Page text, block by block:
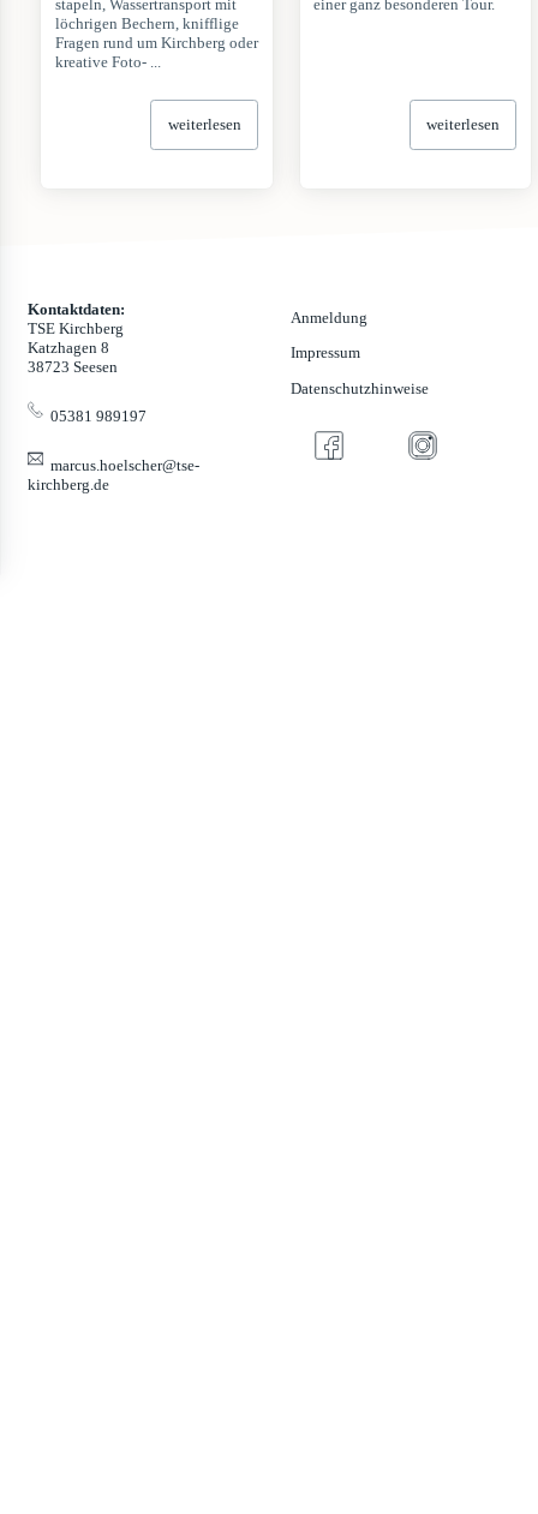
stapeln, Wassertransport mit
löchrigen Bechern, knifflige
Fragen rund um Kirchberg oder
kreative Foto- ...
weiterlesen
einer ganz besonderen Tour.
weiterlesen
Kontaktdaten:
TSE Kirchberg
Katzhagen 8
38723 Seesen
05381 989197
marcus.hoelscher@tse-
kirchberg.de
Anmeldung
Impressum
Datenschutzhinweise